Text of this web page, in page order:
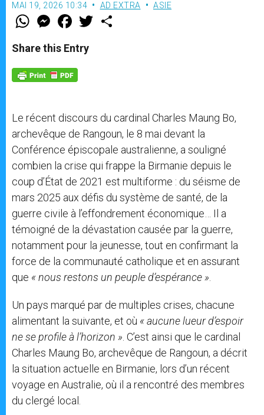
MAI 19, 2026 10:34 AD EXTRA ASIE
W
t
s
p
p
M
e
s
e
g
e
F
a
e
b
o
k
w
Share this Entry
Le récent discours du cardinal Charles Maung Bo,
archevêque de Rangoun, le 8 mai devant la
Conférence épiscopale australienne, a souligné
combien la crise qui frappe la Birmanie depuis le
coup d’État de 2021 est multiforme : du séisme de
mars 2025 aux défis du système de santé, de la
guerre civile à l’effondrement économique… Il a
témoigné de la dévastation causée par la guerre,
notamment pour la jeunesse, tout en confirmant la
force de la communauté catholique et en assurant
que « nous restons un peuple d’espérance »
Un pays marqué par de multiples crises, chacune
alimentant la suivante, et où « aucune lueur d’espoir
ne se profile à l’horizon » . C’est ainsi que le cardinal
Charles Maung Bo, archevêque de Rangoun, a décrit
la situation actuelle en Birmanie, lors d’un récent
voyage en Australie, où il a rencontré des membres
du clergé local.